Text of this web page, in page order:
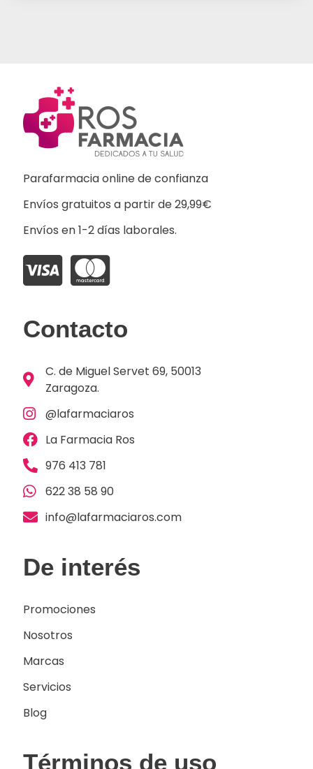
Parafarmacia online de confianza
Envíos gratuitos a partir de 29,99€
Envíos en 1-2 días laborales.
Contacto
C. de Miguel Servet 69, 50013
Zaragoza.
@lafarmaciaros
La Farmacia Ros
976 413 781
622 38 58 90
info@lafarmaciaros.com
De interés
Promociones
Nosotros
Marcas
Servicios
Blog
Términos de uso